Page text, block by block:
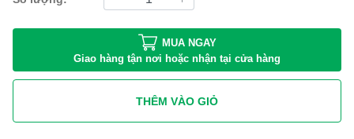
MUA NGAY
Giao hàng tận nơi hoặc nhận tại cửa hàng
THÊM VÀO GIỎ